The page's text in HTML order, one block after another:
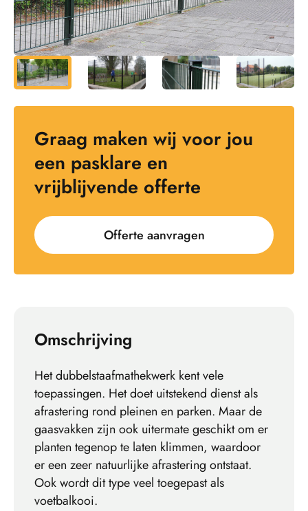
Graag maken wij voor jou
een pasklare en
vrijblijvende offerte
Offerte aanvragen
Omschrijving
Het dubbelstaafmathekwerk kent vele
toepassingen. Het doet uitstekend dienst als
afrastering rond pleinen en parken. Maar de
gaasvakken zijn ook uitermate geschikt om er
planten tegenop te laten klimmen, waardoor
er een zeer natuurlijke afrastering ontstaat.
Ook wordt dit type veel toegepast als
voetbalkooi.